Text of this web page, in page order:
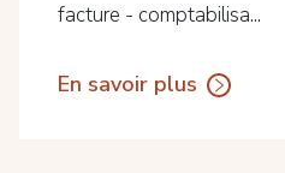
facture - comptabilisa...
En savoir plus